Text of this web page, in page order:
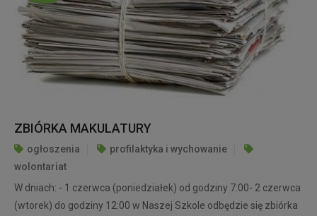
ZBIÓRKA MAKULATURY
ogłoszenia
profilaktyka i wychowanie
wolontariat
W dniach: - 1 czerwca (poniedziałek) od godziny 7:00- 2 czerwca
(wtorek) do godziny 12:00 w Naszej Szkole odbędzie się zbiórka